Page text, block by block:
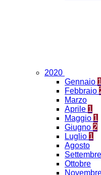
2020
Gennaio 1
Febbraio
Marzo
Aprile 1
Maggio 1
Giugno 2
Luglio 1
Agosto
Settembre
Ottobre